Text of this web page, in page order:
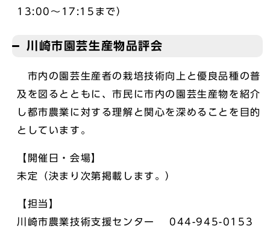
13:00～17:15まで）
川崎市園芸生産物品評会
市内の園芸生産者の栽培技術向上と優良品種の普
及を図るとともに、市民に市内の園芸生産物を紹介
し都市農業に対する理解と関心を深めることを目的
としています。
【開催日・会場】
未定（決まり次第掲載します。）
【担当】
川崎市農業技術支援センター 044-945-0153